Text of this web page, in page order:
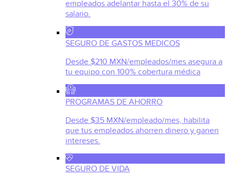
empleados adelantar hasta el 30% de su
salario.
SEGURO DE GASTOS MEDICOS
Desde $210 MXN/empleados/mes asegura a
tu equipo con 100% cobertura médica
PROGRAMAS DE AHORRO
Desde $35 MXN/empleado/mes, habilita
que tus empleados ahorren dinero y ganen
intereses.
SEGURO DE VIDA